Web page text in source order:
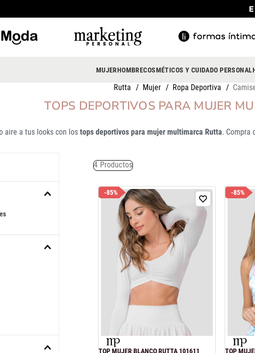
MUJERHOMBRECOSMÉTICOS Y CUIDADO PERSONAL
Rutta Mujer Ropa Deportiva
TOPS DEPORTIVOS PARA MUJER
aire a tus looks con los tops deportivos para mujer multimarca Rutta. Compra
4 Productos
-85%
TOP MUJER BLANCO RUTTA 101611
-85%
TOP
body
3
brasier
5.
blusas
panties
blusa